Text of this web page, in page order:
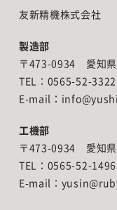
友新精機株式会社
製造部
〒473-0934 愛知県
TEL：0565-52-
E-mail：
工機部
〒473-0934 愛知県
TEL：0565-52-
E-mail：